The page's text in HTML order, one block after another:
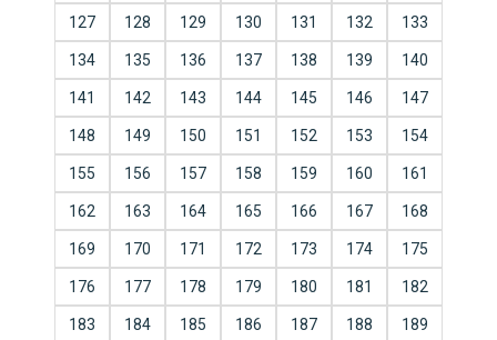
127 128 129 130 131 132 133
134 135 136 137 138 139 140
141 142 143 144 145 146 147
148 149 150 151 152 153 154
155 156 157 158 159 160 161
162 163 164 165 166 167 168
169 170 171 172 173 174 175
176 177 178 179 180 181 182
183 184 185 186 187 188 189